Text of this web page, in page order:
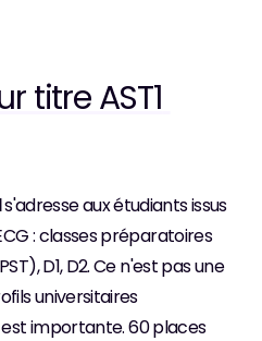
titre AST1
s'adresse aux étudiants issus
: classes préparatoires
D1, D2. Ce n'est pas une
universitaires
importante. 60 places